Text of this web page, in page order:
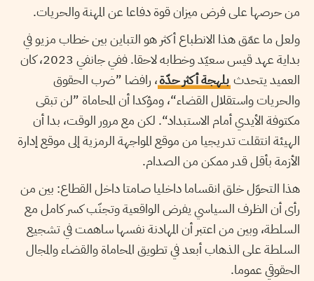
من حرصها على فرض ميزان قوة دفاعا عن المهنة والحريات.
ولعل ما عمّق هذا الانطباع أكثر هو التباين بين خطاب مزيو في
بداية عهد قيس سعيّد وخطابه لاحقا. ففي جانفي 2023، كان
العميد يتحدث بلهجة أكثر حدّة، رافضا ”ضرب الحقوق
والحريات واستقلال القضاء“، ومؤكدا أن المحاماة ”لن تبقى
مكتوفة الأيدي أمام الاستبداد“. لكن مع مرور الوقت، بدا أن
الهيئة انتقلت تدريجيا من موقع المواجهة الرمزية إلى موقع إدارة
الأزمة بأقل قدر ممكن من الصدام.
هذا التحوّل خلق انقساما داخليا صامتا داخل القطاع: بين من
رأى أن الظرف السياسي يفرض الواقعية وتجنّب كسر كامل مع
السلطة، وبين من اعتبر أن المهادنة نفسها ساهمت في تشجيع
السلطة على الذهاب أبعد في تطويق المحاماة والقضاء والمجال
الحقوقي عموما.